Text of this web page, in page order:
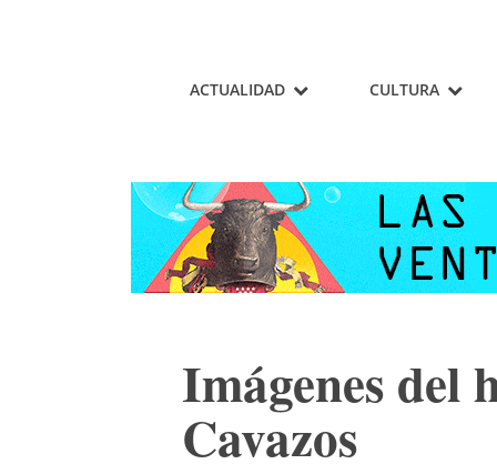
ACTUALIDAD CULTURA
Imágenes del
Cavazos